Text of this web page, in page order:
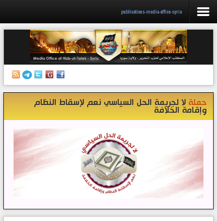
الرئيسية
إصدارات
أنشطة وفعاليات
منبر الصحافة
تواصل معنا
إذاعة المكتب/ سوريا
قناتنا على تيليغرام
publications-media-office-syria
حملة لا لجريمة الحل السياسي نعم لإسقاط النظام
وإقامة الخلافة